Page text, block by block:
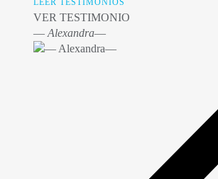
VER TESTIMONIO
― Alexandra―